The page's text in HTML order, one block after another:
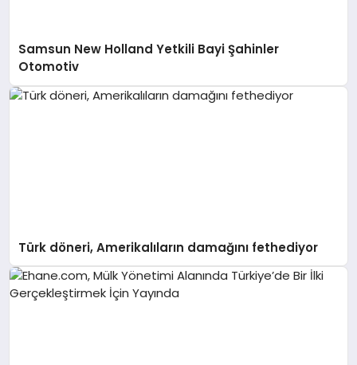
Samsun New Holland Yetkili Bayi Şahinler
Otomotiv
Türk döneri, Amerikalıların damağını fethediyor